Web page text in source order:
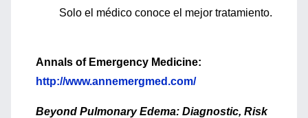
Solo el médico conoce el mejor tratamiento.
Annals of Emergency Medicine:
http://www.annemergmed.com/
Beyond Pulmonary Edema: Diagnostic, Risk